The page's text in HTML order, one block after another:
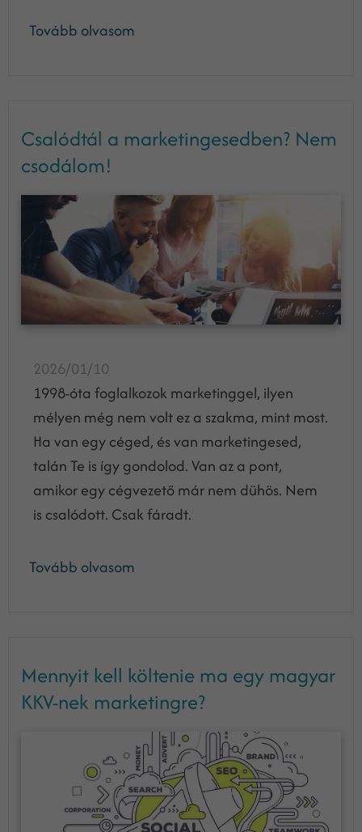
Tovább olvasom
Csalódtál a marketingesedben? Nem
csodálom!
2026/01/10
1998-óta foglalkozok marketinggel, ilyen
mélyen még nem volt ez a szakma, mint most.
Ha van egy céged, és van marketingesed,
talán Te is így gondolod. Van az a pont,
amikor egy cégvezető már nem dühös. Nem
is csalódott. Csak fáradt.
Tovább olvasom
Mennyit kell költenie ma egy magyar
KKV-nek marketingre?